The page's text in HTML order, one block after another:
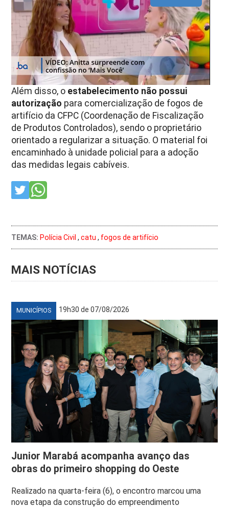
Além disso, o estabelecimento não possui
autorização para comercialização de fogos de
artifício da CFPC (Coordenação de Fiscalização
de Produtos Controlados), sendo o proprietário
orientado a regularizar a situação. O material foi
encaminhado à unidade policial para a adoção
das medidas legais cabíveis.
TEMAS: Polícia Civil ,catu , fogos de artifício
MAIS NOTÍCIAS
MUNICÍPIOS 19h30 de 07/08/2026
Junior Marabá acompanha avanço das
obras do primeiro shopping do Oeste
Realizado na quarta-feira (6), o encontro marcou uma
nova etapa da construção do empreendimento